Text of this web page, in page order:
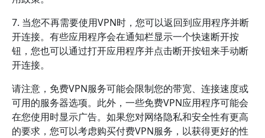
7. 当您不再需要使用VPN时，您可以返回到应用程序并断
开连接。有些应用程序会在通知栏显示一个快速断开按
钮，您也可以通过打开应用程序并点击断开按钮来手动断
开连接。
请注意，免费VPN服务可能会限制您的带宽、连接速度或
可用的服务器选项。此外，一些免费VPN应用程序可能会
在您使用时显示广告。如果您对网络隐私和安全性有更高
的要求，您可以考虑购买付费VPN服务，以获得更好的性